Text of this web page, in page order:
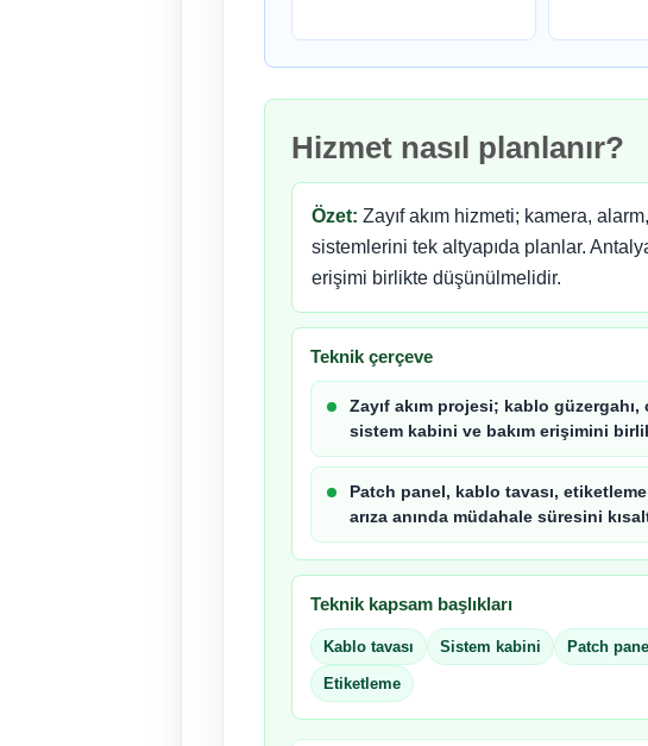
Hizmet nasıl planlanır?
Özet: Zayıf akım hizmeti; kamera,
sistemlerini tek altyapıda planlar.
erişimi birlikte düşünülmelidir.
Teknik çerçeve
Zayıf akım projesi; kablo güzergahı,
sistem kabini ve bakım erişimini
Patch panel, kablo tavası,
arıza anında müdahale süresini
Teknik kapsam başlıkları
Kablo tavası Sistem kabini Patch
Etiketleme